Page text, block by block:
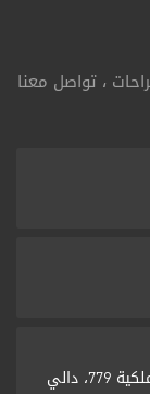
، تواصل معنا
ملكية زاوي محمد ، الرياح الكبرى، قسم 01، ملكية 779، دالي